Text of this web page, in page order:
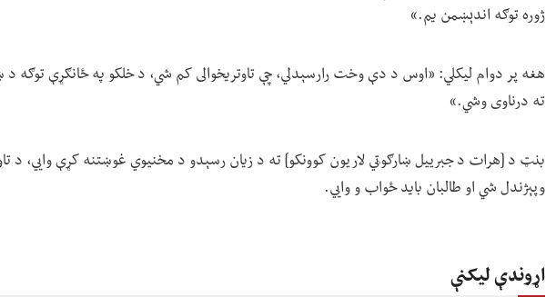
ژوره توګه اندېښمن یم.»
هغه پر دوام لیکلي: «اوس د دې وخت رارسېدلي، چې تاوتریخوالی کم شي، د خلکو په ځانګړې توګه د
ته درناوی وشي.»
بنټ د [هرات د جبرییل ښارګوټي لاریون کوونکو] ته د زیان رسېدو د مخنیوي غوښتنه کړې وايي، د
وپېژندل شي او طالبان باید ځواب و وايي.
اړوندې لیکنې